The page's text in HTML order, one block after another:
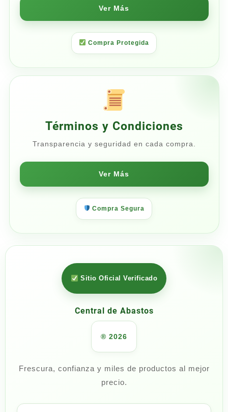
Ver Más
Compra Protegida
Términos y Condiciones
Transparencia y seguridad en cada compra.
Ver Más
Compra Segura
Sitio Oficial Verificado
Central de Abastos
® 2026
Frescura, confianza y miles de productos al mejor
precio.